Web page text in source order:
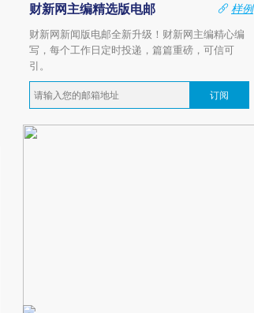
财新网主编精选版电邮
样例
财新网新闻版电邮全新升级！财新网主编精心编
写，每个工作日定时投递，篇篇重磅，可信可
引。
订阅